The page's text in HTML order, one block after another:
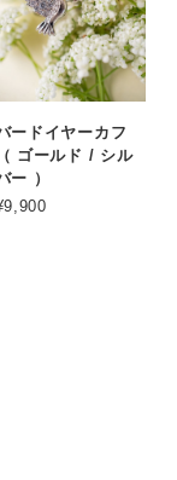
ードイヤーカフ
（ ゴールド / シル
ー ）